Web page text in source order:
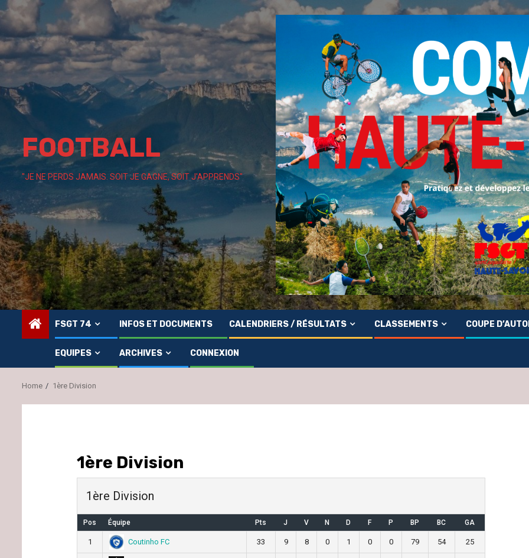
content
FOOTBALL
"JE NE PERDS JAMAIS. SOIT JE GAGNE, SOIT J'APPRENDS"
FSGT 74 INFOS ET DOCUMENTS CALENDRIERS / RÉSULTATS CLASSEMENTS COUPE
EQUIPES ARCHIVES CONNEXION
Home 1ère Division
1ère Division
1ère Division
Pos Équipe Pts J V N D F P BP BC GA
1 Coutinho FC 33 9 8 0 1 0 0 79 54 25